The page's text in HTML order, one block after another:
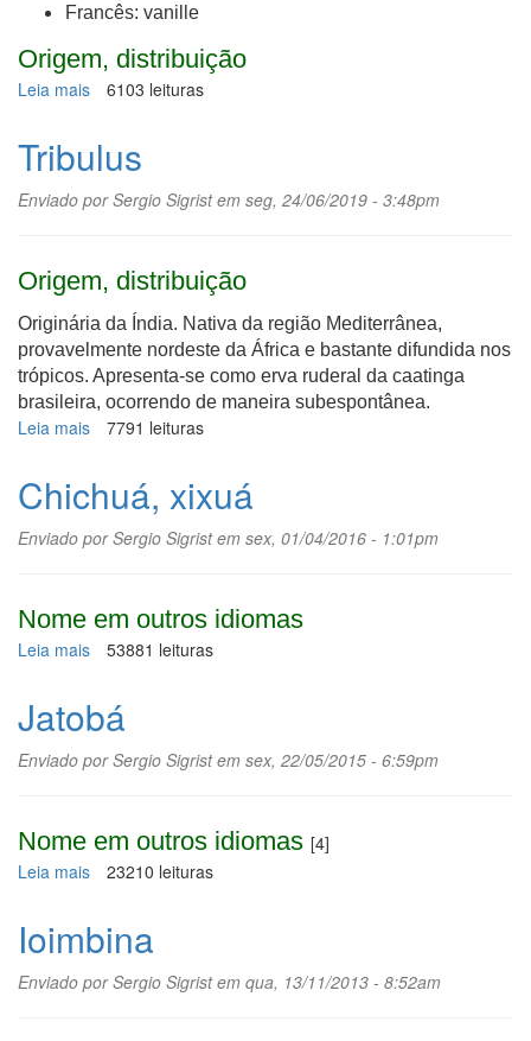
Francês: vanille
Origem, distribuição
Leia mais sobre
6103 leituras
Tribulus
Enviado porSergio Sigristem seg, 24/06/2019 - 3:48pm
Origem, distribuição
Originária da Índia. Nativa da região Mediterrânea,
provavelmente nordeste da África e bastante difundida nos
trópicos. Apresenta-se como erva ruderal da caatinga
brasileira, ocorrendo de maneira subespontânea.
Leia mais sobre
7791 leituras
Chichuá, xixuá
Enviado porSergio Sigristem sex, 01/04/2016 - 1:01pm
Nome em outros idiomas
Leia mais sobre
53881 leituras
Jatobá
Enviado porSergio Sigristem sex, 22/05/2015 - 6:59pm
Nome em outros idiomas [4]
Leia mais sobre
23210 leituras
Ioimbina
Enviado porSergio Sigristem qua, 13/11/2013 - 8:52am